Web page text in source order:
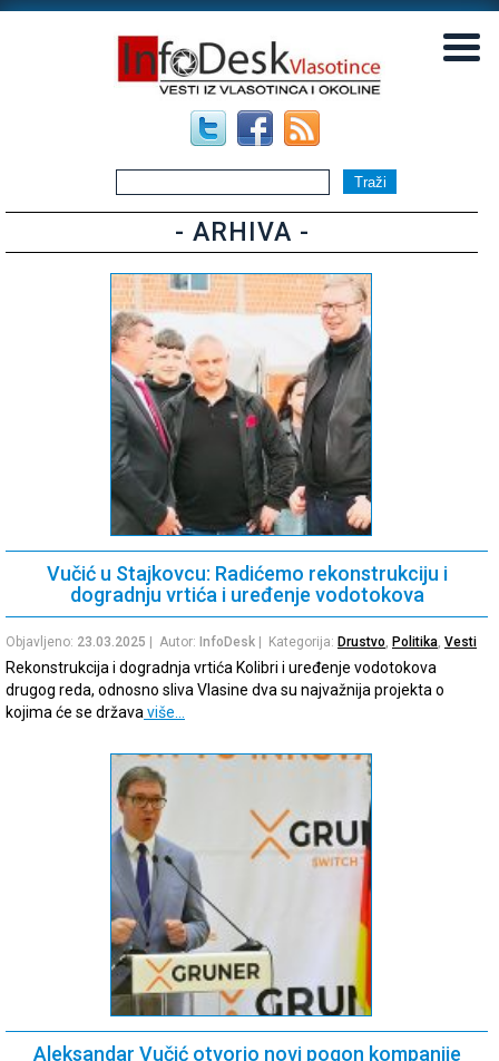
- ARHIVA -
Vučić u Stajkovcu: Radićemo rekonstrukciju i
dogradnju vrtića i uređenje vodotokova
Objavljeno: 23.03.2025 | Autor: InfoDesk | Kategorija: Drustvo, Politika, Vesti
Rekonstrukcija i dogradnja vrtića Kolibri i uređenje vodotokova
drugog reda, odnosno sliva Vlasine dva su najvažnija projekta o
kojima će se državaviše…
Aleksandar Vučić otvorio novi pogon kompanije